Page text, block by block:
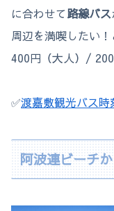
に合わせて路線バス
周辺を満喫したい
400円（大人）/ 200
✅渡嘉敷観光バス時
阿波連ビーチ